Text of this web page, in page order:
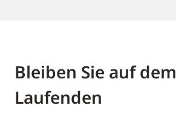
Bleiben Sie auf dem
Laufenden